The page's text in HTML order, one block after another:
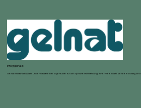
info@gelnat.it
Gelnat entstand aus der Leidenschaft seiner Eigentümer für die Speiseeisherstellung, einer Welt, in der sie seit 1950 tätig sind.